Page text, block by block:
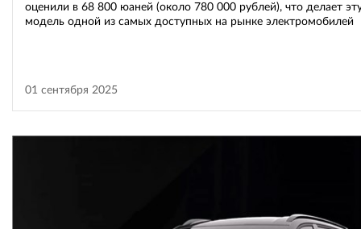
оценили в 68 800 юаней (около 780 000 рублей), что делает
модель одной из самых доступных на рынке электромобилей
01 сентября 2025